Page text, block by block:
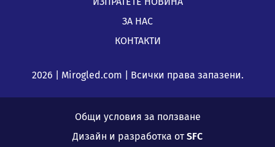
ЗА НАС
КОНТАКТИ
2026 | Mirogled.com | Всички права запазени.
Общи условия за ползване
Дизайн и разработка отSFC